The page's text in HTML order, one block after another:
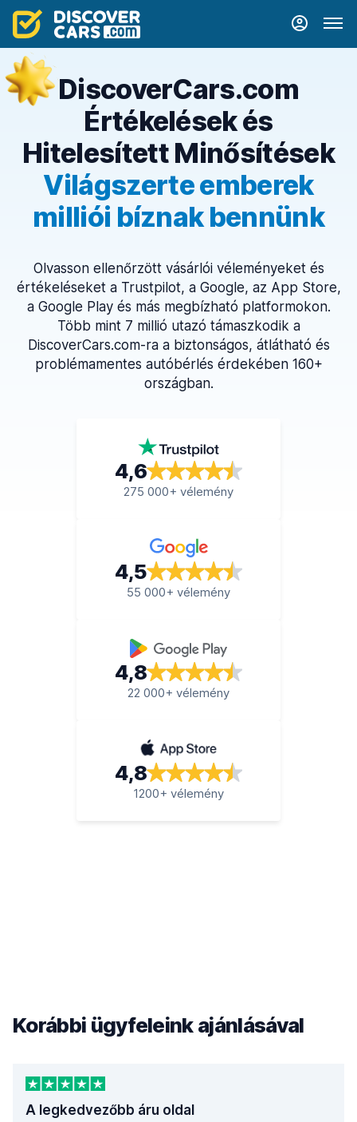
DiscoverCars.com
Értékelések és
Hitelesített Minősítések
Világszerte emberek
milliói bíznak bennünk
Olvasson ellenőrzött vásárlói véleményeket és
értékeléseket a Trustpilot, a Google, az App Store,
a Google Play és más megbízható platformokon.
Több mint 7 millió utazó támaszkodik a
DiscoverCars.com-ra a biztonságos, átlátható és
problémamentes autóbérlés érdekében 160+
országban.
4,6
275 000+ vélemény
4,5
55 000+ vélemény
4,8
22 000+ vélemény
4,8
1200+ vélemény
Korábbi ügyfeleink ajánlásával
A legkedvezőbb áru oldal